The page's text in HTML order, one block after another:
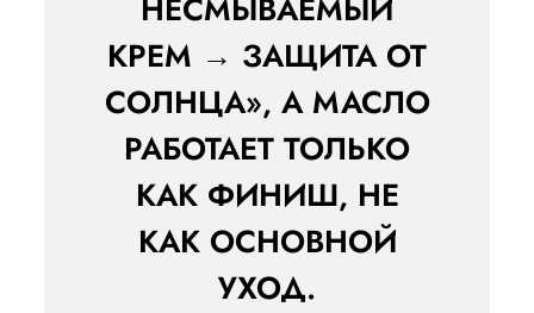
НЕСМЫВАЕМЫЙ
КРЕМ → ЗАЩИТА ОТ
СОЛНЦА», А МАСЛО
РАБОТАЕТ ТОЛЬКО
КАК ФИНИШ, НЕ
КАК ОСНОВНОЙ
УХОД.